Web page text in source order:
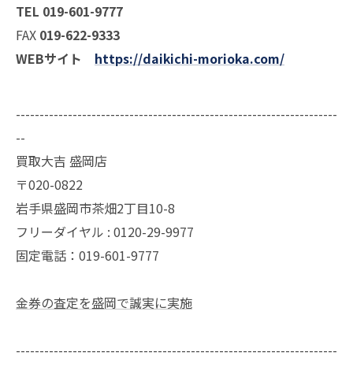
TEL 019-601-9777
FAX 019-622-9333
WEBサイト https://daikichi-morioka.com/
--------------------------------------------------------------------
--
買取大吉 盛岡店
〒020-0822
岩手県盛岡市茶畑2丁目10-8
フリーダイヤル : 0120-29-9977
固定電話：019-601-9777
金券の査定を盛岡で誠実に実施
--------------------------------------------------------------------